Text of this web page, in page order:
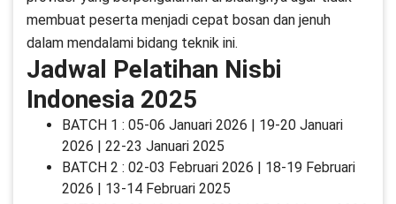
membuat peserta menjadi cepat bosan dan jenuh
dalam mendalami bidang teknik ini.
Jadwal Pelatihan Nisbi
Indonesia 2025
BATCH 1 : 05-06 Januari 2026 | 19-20 Januari
2026 | 22-23 Januari 2025
BATCH 2 : 02-03 Februari 2026 | 18-19 Februari
2026 | 13-14 Februari 2025